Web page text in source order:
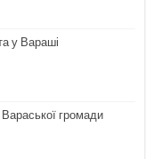
у Вараші
громади